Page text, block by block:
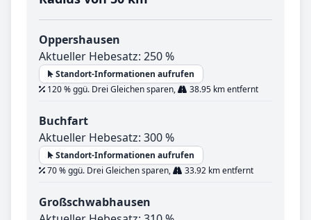
Oppershausen
Aktueller Hebesatz: 250 %
Standort-Informationen aufrufen
120 % ggü. Drei Gleichen sparen,
38.95 km entfernt
Buchfart
Aktueller Hebesatz: 300 %
Standort-Informationen aufrufen
70 % ggü. Drei Gleichen sparen,
33.92 km entfernt
Großschwabhausen